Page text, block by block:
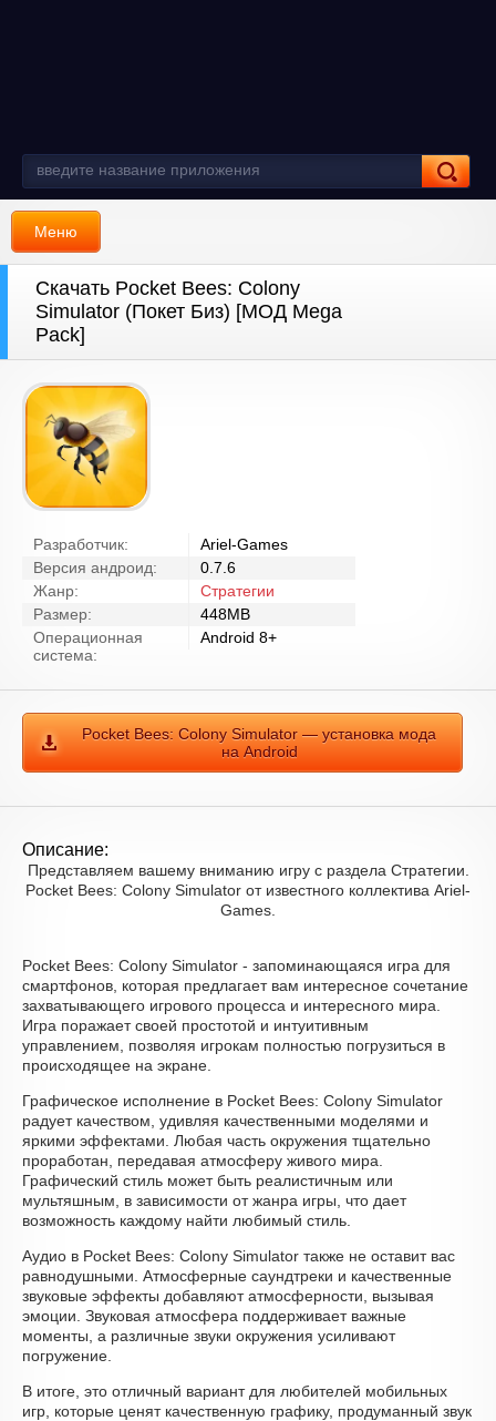
Меню
Скачать Pocket Bees: Colony
Simulator (Покет Биз) [МОД Mega
Pack]
Разработчик:
Ariel-Games
Версия андроид:
0.7.6
Жанр:
Стратегии
Размер:
448MB
Операционная
система:
Android 8+
Pocket Bees: Colony Simulator — установка мода
на Android
Описание:
Представляем вашему вниманию игру с раздела Стратегии.
Pocket Bees: Colony Simulator от известного коллектива Ariel-
Games.
Pocket Bees: Colony Simulator - запоминающаяся игра для
смартфонов, которая предлагает вам интересное сочетание
захватывающего игрового процесса и интересного мира.
Игра поражает своей простотой и интуитивным
управлением, позволяя игрокам полностью погрузиться в
происходящее на экране.
Графическое исполнение в Pocket Bees: Colony Simulator
радует качеством, удивляя качественными моделями и
яркими эффектами. Любая часть окружения тщательно
проработан, передавая атмосферу живого мира.
Графический стиль может быть реалистичным или
мультяшным, в зависимости от жанра игры, что дает
возможность каждому найти любимый стиль.
Аудио в Pocket Bees: Colony Simulator также не оставит вас
равнодушными. Атмосферные саундтреки и качественные
звуковые эффекты добавляют атмосферности, вызывая
эмоции. Звуковая атмосфера поддерживает важные
моменты, а различные звуки окружения усиливают
погружение.
В итоге, это отличный вариант для любителей мобильных
игр, которые ценят качественную графику, продуманный звук